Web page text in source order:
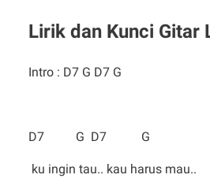
Lirik dan Kunci Gitar
Intro : D7 G D7 G
D7 G D7 G
ku ingin tau.. kau harus mau..